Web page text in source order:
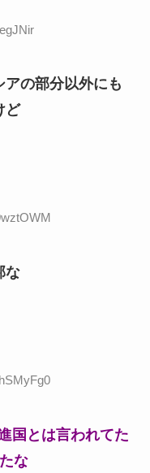
アの部分以外にも
ど
な
国とは言われてた
な